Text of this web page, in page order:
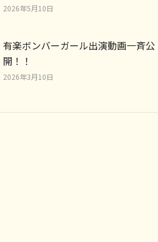
2026年5月10日
有楽ボンバーガール出演動画一斉公
開！！
2026年3月10日